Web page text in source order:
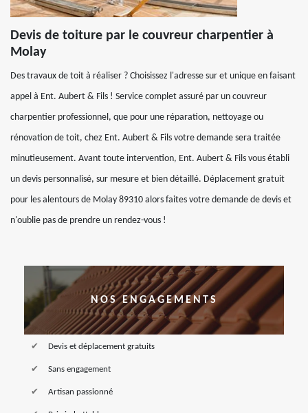
Devis de toiture par le couvreur charpentier à
Molay
Des travaux de toit à réaliser ? Choisissez l'adresse sur et unique en faisant
appel à Ent. Aubert & Fils ! Service complet assuré par un couvreur
charpentier professionnel, que pour une réparation, nettoyage ou
rénovation de toit, chez Ent. Aubert & Fils votre demande sera traitée
minutieusement. Avant toute intervention, Ent. Aubert & Fils vous établi
un devis personnalisé, sur mesure et bien détaillé. Déplacement gratuit
pour les alentours de Molay 89310 alors faites votre demande de devis et
n'oublie pas de prendre un rendez-vous !
NOS ENGAGEMENTS
Devis et déplacement gratuits
Sans engagement
Artisan passionné